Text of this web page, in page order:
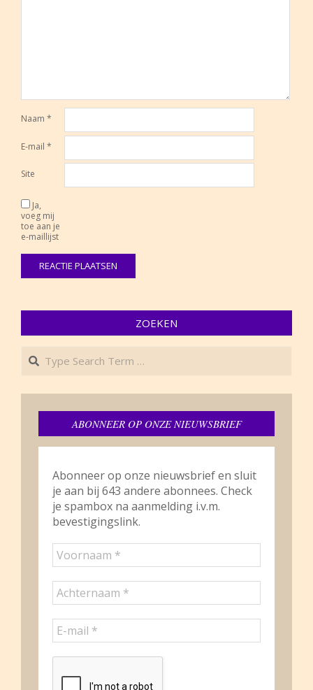
Naam *
E-mail *
Site
Ja,
voeg mij
toe aan je
e-maillijst
ZOEKEN
Search
ABONNEER OP ONZE NIEUWSBRIEF
Abonneer op onze nieuwsbrief en sluit
je aan bij 643 andere abonnees. Check
je spambox na aanmelding i.v.m.
bevestigingslink.